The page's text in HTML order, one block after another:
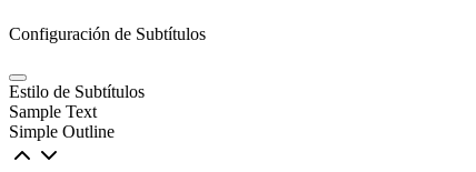
Configuración de Subtítulos
Estilo de Subtítulos
Sample Text
Simple Outline